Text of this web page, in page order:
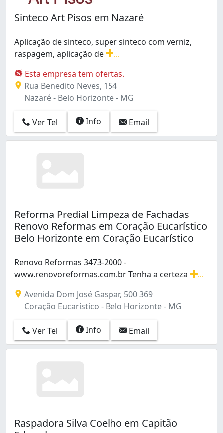
Sinteco Art Pisos em Nazaré
Aplicação de sinteco, super sinteco com verniz,
raspagem, aplicação de
Esta empresa tem ofertas.
Rua Benedito Neves, 154
Nazaré - Belo Horizonte - MG
Ver Tel Info Email
Reforma Predial Limpeza de Fachadas
Renovo Reformas em Coração Eucarístico
Belo Horizonte em Coração Eucarístico
Renovo Reformas 3473-2000 -
www.renovoreformas.com.br Tenha a certeza
Avenida Dom José Gaspar, 500 369
Coração Eucarístico - Belo Horizonte - MG
Ver Tel Info Email
Raspadora Silva Coelho em Capitão